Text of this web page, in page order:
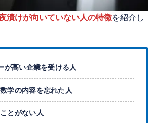
漬けが向いていない人の特徴を紹介し
が高い企業を受ける人
学の内容を忘れた人
とがない人